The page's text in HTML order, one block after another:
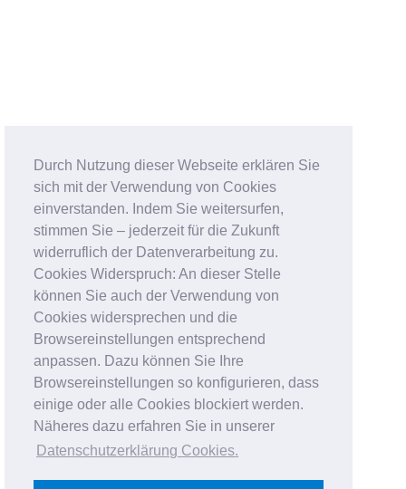
Durch Nutzung dieser Webseite erklären Sie
sich mit der Verwendung von Cookies
einverstanden. Indem Sie weitersurfen,
stimmen Sie – jederzeit für die Zukunft
widerruflich der Datenverarbeitung zu.
Cookies Widerspruch: An dieser Stelle
können Sie auch der Verwendung von
Cookies widersprechen und die
Browsereinstellungen entsprechend
anpassen. Dazu können Sie Ihre
Browsereinstellungen so konfigurieren, dass
einige oder alle Cookies blockiert werden.
Näheres dazu erfahren Sie in unserer
Datenschutzerklärung Cookies.